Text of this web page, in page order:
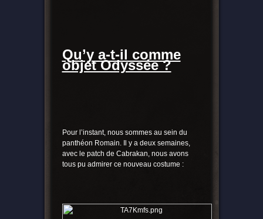
Qu’y a-t-il comme
objet Odyssée ?
Pour l’instant, nous sommes au sein du
panthéon Romain. Il y a deux semaines,
avec le patch de Cabrakan, nous avons
tous pu admirer ce nouveau costume :